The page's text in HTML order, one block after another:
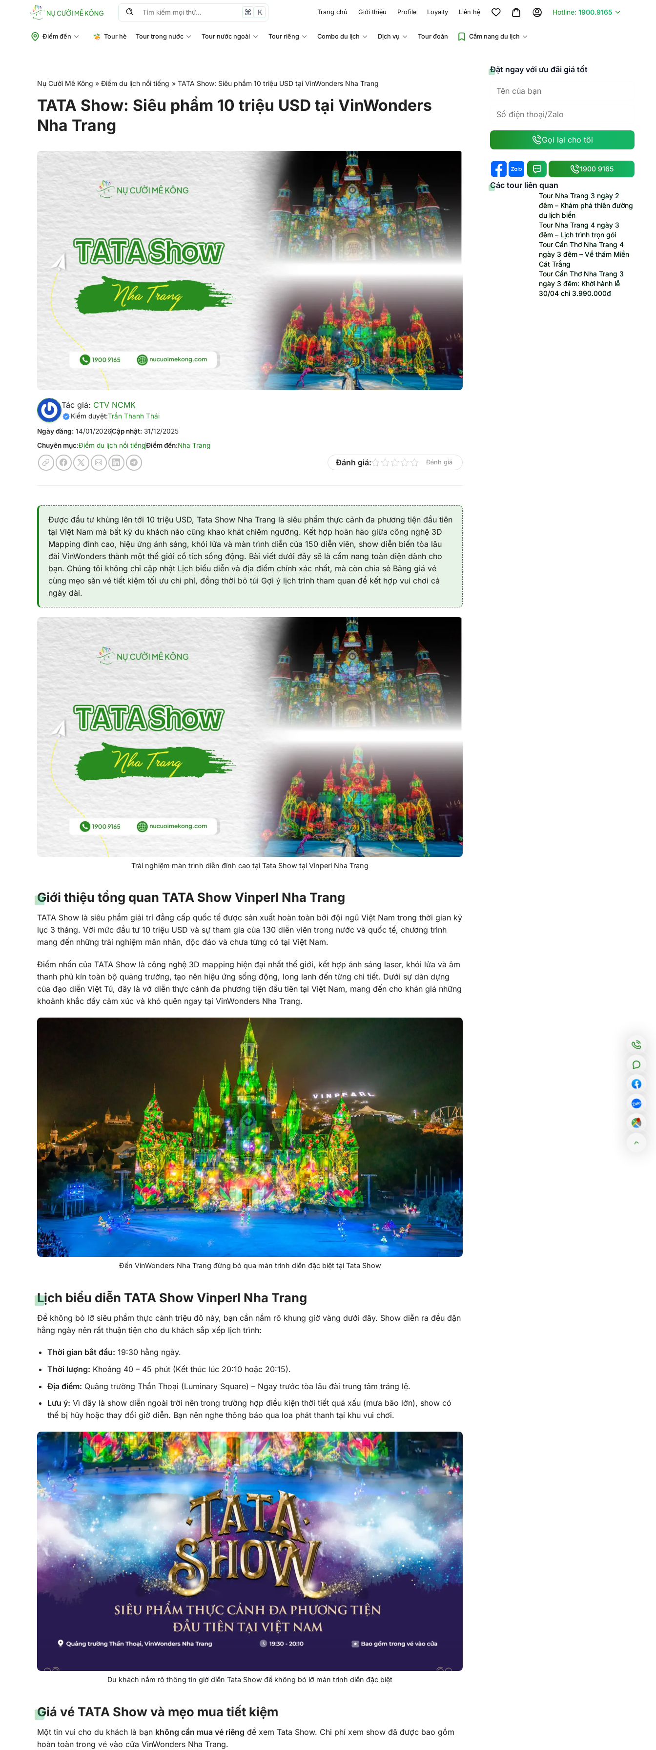
Tìm
K Trang chủ Giới thiệu Profile Loyalty Liên hệ Hotline: 1900.9165
Điểm đến Tour hè Tour trong nước Tour nước ngoài Tour riêng Combo du lịch Dịch vụ Tour đoàn Cẩm nang du lịch
Nụ Cười Mê Kông » Điểm du lịch nổi tiếng » TATA Show: Siêu phẩm 10 triệu USD tại VinWonders Nha Trang
TATA Show: Siêu phẩm 10 triệu USD tại VinWonders
Nha Trang
Tác giả: CTV NCMK
Kiểm duyệt:Trần Thanh Thái
Ngày đăng: 14/01/2026Cập nhật: 31/12/2025
Chuyên mục:Điểm du lịch nổi tiếngĐiểm đến:Nha Trang
Đánh giá: Đánh giá
Được đầu tư khủng lên tới 10 triệu USD, Tata Show Nha Trang là siêu phẩm thực cảnh đa phương tiện đầu tiên
tại Việt Nam mà bất kỳ du khách nào cũng khao khát chiêm ngưỡng. Kết hợp hoàn hảo giữa công nghệ 3D
Mapping đỉnh cao, hiệu ứng ánh sáng, khói lửa và màn trình diễn của 150 diễn viên, show diễn biến tòa lâu
đài VinWonders thành một thế giới cổ tích sống động. Bài viết dưới đây sẽ là cẩm nang toàn diện dành cho
bạn. Chúng tôi không chỉ cập nhật Lịch biểu diễn và địa điểm chính xác nhất, mà còn chia sẻ Bảng giá vé
cùng mẹo săn vé tiết kiệm tối ưu chi phí, đồng thời bỏ túi Gợi ý lịch trình tham quan để kết hợp vui chơi cả
ngày dài.
Trải nghiệm màn trình diễn đỉnh cao tại Tata Show tại Vinperl Nha Trang
Giới thiệu tổng quan TATA Show Vinperl Nha Trang
TATA Show là siêu phẩm giải trí đẳng cấp quốc tế được sản xuất hoàn toàn bởi đội ngũ Việt Nam trong thời gian kỷ
lục 3 tháng. Với mức đầu tư 10 triệu USD và sự tham gia của 130 diễn viên trong nước và quốc tế, chương trình
mang đến những trải nghiệm mãn nhãn, độc đáo và chưa từng có tại Việt Nam.
Điểm nhấn của TATA Show là công nghệ 3D mapping hiện đại nhất thế giới, kết hợp ánh sáng laser, khói lửa và âm
thanh phủ kín toàn bộ quảng trường, tạo nên hiệu ứng sống động, long lanh đến từng chi tiết. Dưới sự dàn dựng
của đạo diễn Việt Tú, đây là vở diễn thực cảnh đa phương tiện đầu tiên tại Việt Nam, mang đến cho khán giả những
khoảnh khắc đầy cảm xúc và khó quên ngay tại VinWonders Nha Trang.
Đến VinWonders Nha Trang đừng bỏ qua màn trình diễn đặc biệt tại Tata Show
Lịch biểu diễn TATA Show Vinperl Nha Trang
Để không bỏ lỡ siêu phẩm thực cảnh triệu đô này, bạn cần nắm rõ khung giờ vàng dưới đây. Show diễn ra đều đặn
hằng ngày nên rất thuận tiện cho du khách sắp xếp lịch trình:
Thời gian bắt đầu: 19:30 hằng ngày.
Thời lượng: Khoảng 40 – 45 phút (Kết thúc lúc 20:10 hoặc 20:15).
Địa điểm: Quảng trường Thần Thoại (Luminary Square) – Ngay trước tòa lâu đài trung tâm tráng lệ.
Lưu ý: Vì đây là show diễn ngoài trời nên trong trường hợp điều kiện thời tiết quá xấu (mưa bão lớn), show có
thể bị hủy hoặc thay đổi giờ diễn. Bạn nên nghe thông báo qua loa phát thanh tại khu vui chơi.
Du khách nắm rõ thông tin giờ diễn Tata Show để không bỏ lỡ màn trình diễn đặc biệt
Giá vé TATA Show và mẹo mua tiết kiệm
Một tin vui cho du khách là bạn không cần mua vé riêng để xem Tata Show. Chi phí xem show đã được bao gồm
hoàn toàn trong vé vào cửa VinWonders Nha Trang.
Đặt ngay với ưu đãi giá tốt
Gọi lại cho tôi
1900 9165
Các tour liên quan
Tour Nha Trang 3 ngày 2
đêm – Khám phá thiên đường
du lịch biển
Tour Nha Trang 4 ngày 3
đêm – Lịch trình trọn gói
Tour Cần Thơ Nha Trang 4
ngày 3 đêm – Về thăm Miền
Cát Trắng
Tour Cần Thơ Nha Trang 3
ngày 3 đêm: Khởi hành lễ
30/04 chỉ 3.990.000đ